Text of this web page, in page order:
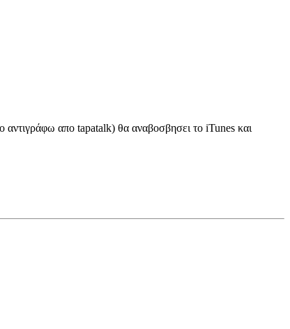
αντιγράφω απο tapatalk) θα αναβοσβησει το iTunes και